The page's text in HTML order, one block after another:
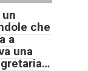
che
a
una